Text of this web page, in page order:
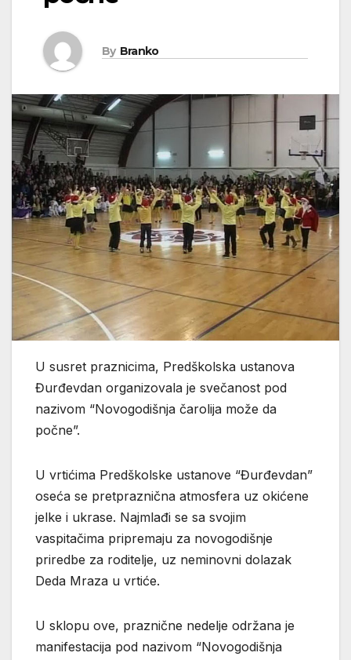
By Branko
U susret praznicima, Predškolska ustanova
Đurđevdan organizovala je svečanost pod
nazivom “Novogodišnja čarolija može da
počne”.
U vrtićima Predškolske ustanove “Đurđevdan”
oseća se pretpraznična atmosfera uz okićene
jelke i ukrase. Najmlađi se sa svojim
vaspitačima pripremaju za novogodišnje
priredbe za roditelje, uz neminovni dolazak
Deda Mraza u vrtiće.
U sklopu ove, praznične nedelje održana je
manifestacija pod nazivom “Novogodišnja